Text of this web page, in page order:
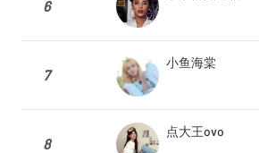
6
7
小鱼海棠
8
点大王ovo